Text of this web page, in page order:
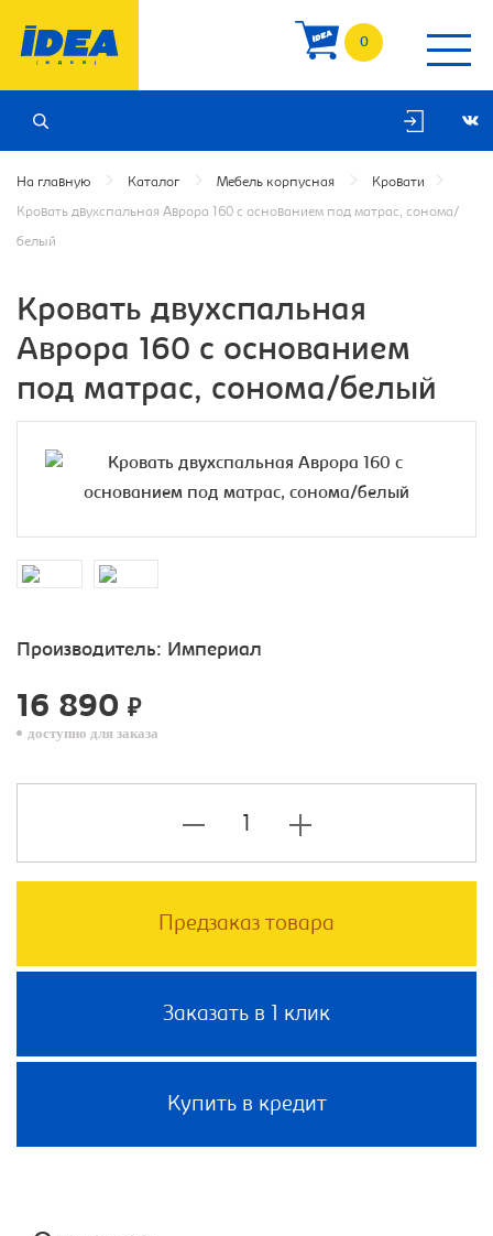
0
На главную Каталог Мебель корпусная Кровати
Кровать двухспальная Аврора 160 с основанием под матрас, сонома/
белый
Кровать двухспальная
Аврора 160 с основанием
под матрас, сонома/белый
Производитель: Империал
16 890 ₽
доступно для заказа
Предзаказ товара
Заказать в 1 клик
Купить в кредит